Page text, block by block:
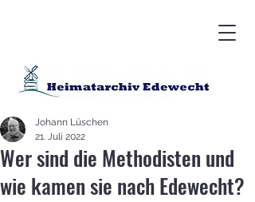
Wer sind die Methodisten und
wie kamen sie nach Edewecht?
Johann Lüschen
21. Juli 2022